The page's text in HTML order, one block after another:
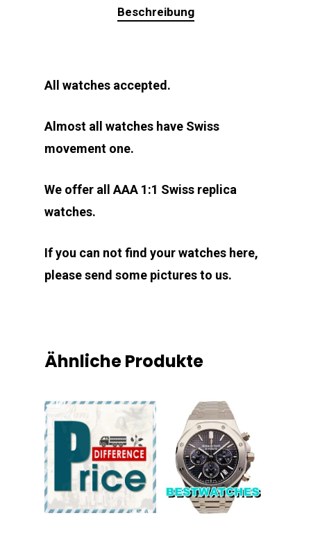
Beschreibung
All watches accepted.
Almost all watches have Swiss
movement one.
We offer all AAA 1:1 Swiss replica
watches.
If you can not find your watches here,
please send some pictures to us.
Ähnliche Produkte